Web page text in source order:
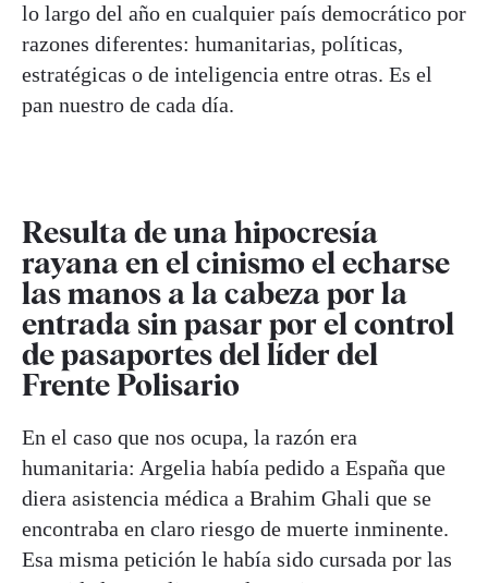
lo largo del año en cualquier país democrático por
razones diferentes: humanitarias, políticas,
estratégicas o de inteligencia entre otras. Es el
pan nuestro de cada día.
Resulta de una hipocresía
rayana en el cinismo el echarse
las manos a la cabeza por la
entrada sin pasar por el control
de pasaportes del líder del
Frente Polisario
En el caso que nos ocupa, la razón era
humanitaria: Argelia había pedido a España que
diera asistencia médica a Brahim Ghali que se
encontraba en claro riesgo de muerte inminente.
Esa misma petición le había sido cursada por las